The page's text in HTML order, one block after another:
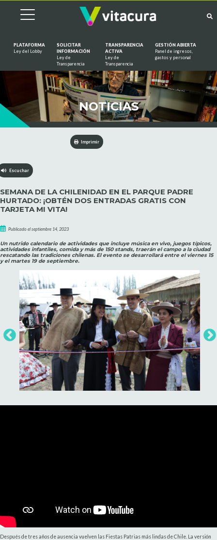
PLATAFORMA
Ley del Lobby
SOLICITAR
INFORMACIÓN
Ley de
Transparencia
TRANSPARENCIA
ACTIVA
Ley de
Transparencia
GESTIÓN ABIERTA
Panel de ingresos,
gastos y personal
NOTICIAS
Imprimir
Escuchar
SEMANA DE LA CHILENIDAD EN EL PARQUE PADRE
HURTADO: ¡OBTÉN DOS ENTRADAS GRATIS CON
TARJETA MI VITA!
Publicado el septiembre 14, 2023
Un nutrido calendario de actividades que incluye música en vivo, juegos típicos,
actividades infantiles, comida y más de 150 stands, traerán el campo a la ciudad
rescatando las tradiciones chilenas. El evento se desarrollará entre el viernes 15
y el martes 19 de septiembre.
Después de tres años de ausencia vuelven las Fiestas Patrias más lindas de Chile. La versión